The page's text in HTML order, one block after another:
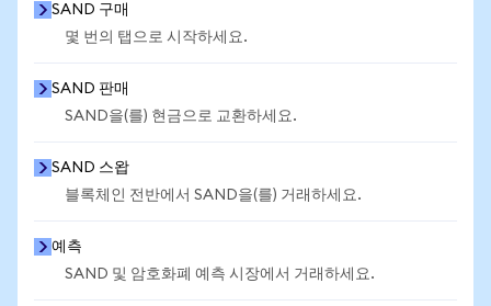
SAND 구매
몇 번의 탭으로 시작하세요.
SAND 판매
SAND을(를) 현금으로 교환하세요.
SAND 스왑
블록체인 전반에서 SAND을(를) 거래하세요.
예측
SAND 및 암호화폐 예측 시장에서 거래하세요.